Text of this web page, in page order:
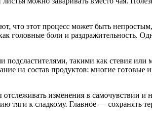
что этот процесс может быть
головные боли и раздражительность.
такими как стевия или
на состав продуктов: многие готовые
изменения в самочувствии и
к сладкому. Главное — сохранять